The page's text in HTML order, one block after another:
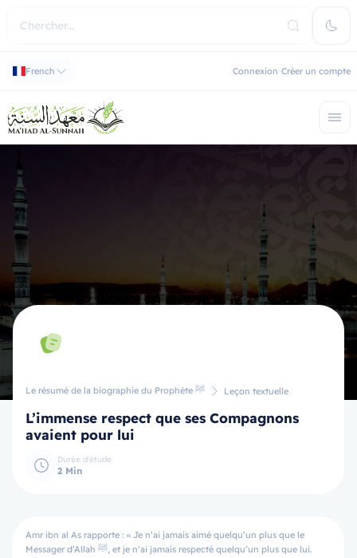
French Connexion Créer un compte
Le résumé de la biographie du Prophète ﷺ Leçon textuelle
L’immense respect que ses Compagnons
avaient pour lui
Durée d'étude
2 Min
Amr ibn al As rapporte : « Je n’ai jamais aimé quelqu’un plus que le
Messager d’Allah ﷺ, et je n’ai jamais respecté quelqu’un plus que lui.